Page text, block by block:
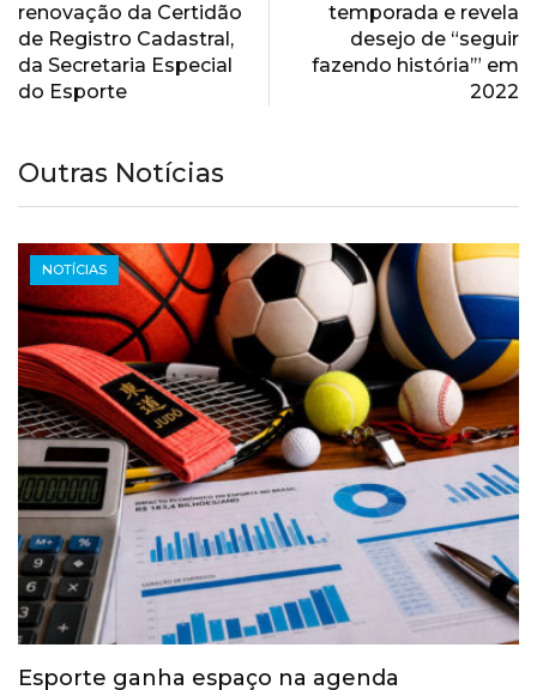
renovação da Certidão
de Registro Cadastral,
da Secretaria Especial
do Esporte
temporada e revela
desejo de “seguir
fazendo história’” em
2022
Outras Notícias
NOTÍCIAS
Esporte ganha espaço na agenda